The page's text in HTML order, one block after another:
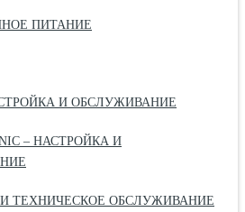
ПИТАНИЕ
И ОБСЛУЖИВАНИЕ
– НАСТРОЙКА И
ТЕХНИЧЕСКОЕ ОБСЛУЖИВАНИЕ